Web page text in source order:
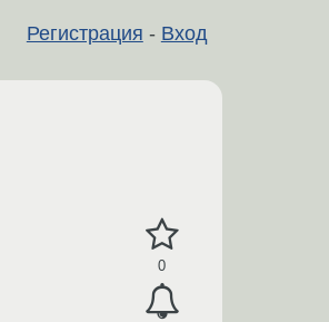
Регистрация - Вход
0